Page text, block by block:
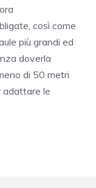
così come
più grandi ed
doverla
di 50 metri
adattare le